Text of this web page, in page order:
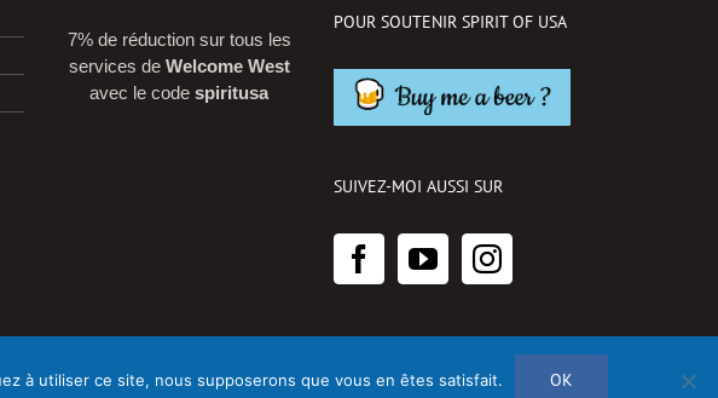
7% de réduction sur tous les
services de Welcome West
avec le code spiritusa
POUR SOUTENIR SPIRIT OF USA
SUIVEZ-MOI AUSSI SUR
à utiliser ce site, nous supposerons que vous en êtes satisfait. OK